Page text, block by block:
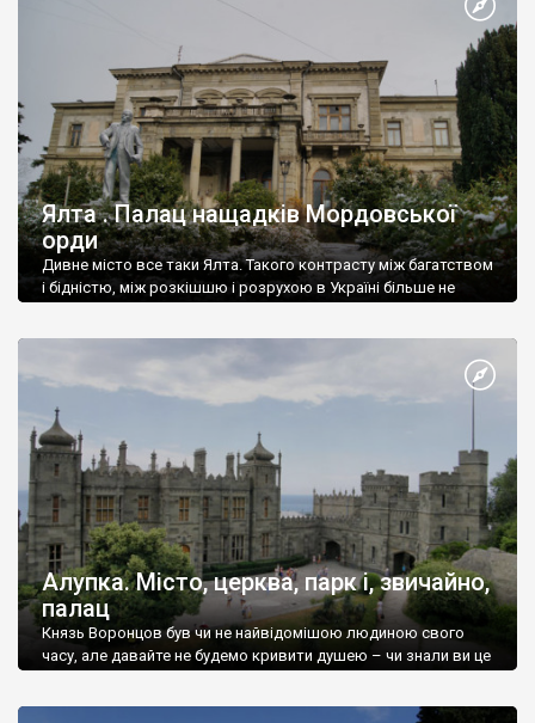
Ялта . Палац нащадків Мордовської
орди
Дивне місто все таки Ялта. Такого контрасту між багатством
і бідністю, між розкішшю і розрухою в Україні більше не
Алупка. Місто, церква, парк і, звичайно,
палац
Князь Воронцов був чи не найвідомішою людиною свого
часу, але давайте не будемо кривити душею – чи знали ви це